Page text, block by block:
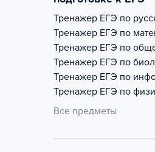
Тренажер ЕГЭ по
Тренажер ЕГЭ по
Тренажер ЕГЭ по
Тренажер ЕГЭ по
Тренажер ЕГЭ по
Тренажер ЕГЭ по
Все предметы